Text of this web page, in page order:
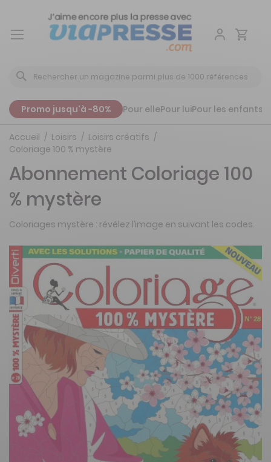
Aller
Promo jusqu'à -80% Pour ellePour luiPour les enfants
Accueil Loisirs
Loisirs créatifs
Coloriage 100 % mystère
Abonnement Coloriage 100
% mystère
Coloriages mystère : révélez l’image en suivant les codes.